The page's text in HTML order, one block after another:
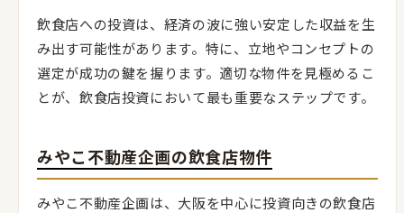
飲食店への投資は、経済の波に強い安定した収益を生
み出す可能性があります。特に、立地やコンセプトの
選定が成功の鍵を握ります。適切な物件を見極めるこ
とが、飲食店投資において最も重要なステップです。
みやこ不動産企画の飲食店物件
みやこ不動産企画は、大阪を中心に投資向きの飲食店